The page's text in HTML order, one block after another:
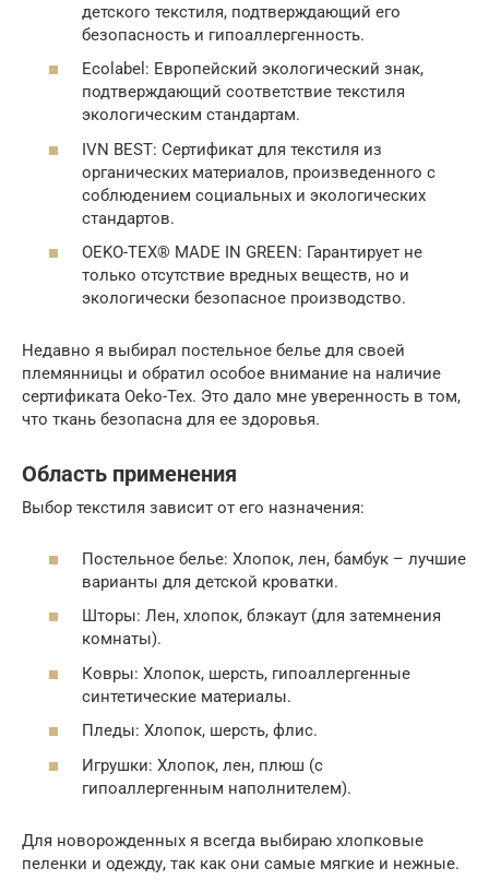
детского текстиля, подтверждающий его
безопасность и гипоаллергенность.
Ecolabel: Европейский экологический знак,
подтверждающий соответствие текстиля
экологическим стандартам.
IVN BEST: Сертификат для текстиля из
органических материалов, произведенного с
соблюдением социальных и экологических
стандартов.
OEKO-TEX® MADE IN GREEN: Гарантирует не
только отсутствие вредных веществ, но и
экологически безопасное производство.
Недавно я выбирал постельное белье для своей
племянницы и обратил особое внимание на наличие
сертификата Oeko-Tex. Это дало мне уверенность в том,
что ткань безопасна для ее здоровья.
Область применения
Выбор текстиля зависит от его назначения:
Постельное белье: Хлопок, лен, бамбук – лучшие
варианты для детской кроватки.
Шторы: Лен, хлопок, блэкаут (для затемнения
комнаты).
Ковры: Хлопок, шерсть, гипоаллергенные
синтетические материалы.
Пледы: Хлопок, шерсть, флис.
Игрушки: Хлопок, лен, плюш (с
гипоаллергенным наполнителем).
Для новорожденных я всегда выбираю хлопковые
пеленки и одежду, так как они самые мягкие и нежные.